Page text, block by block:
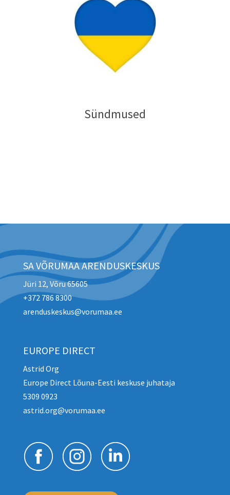
Sündmused
SA VÕRUMAA ARENDUSKESKUS
Jüri 12, Võru 65605
+372 786 8300
arenduskeskus@vorumaa.ee
EUROPE DIRECT
Astrid Org
Europe Direct Lõuna-Eesti keskuse juhataja
5309 0923
astrid.org@vorumaa.ee